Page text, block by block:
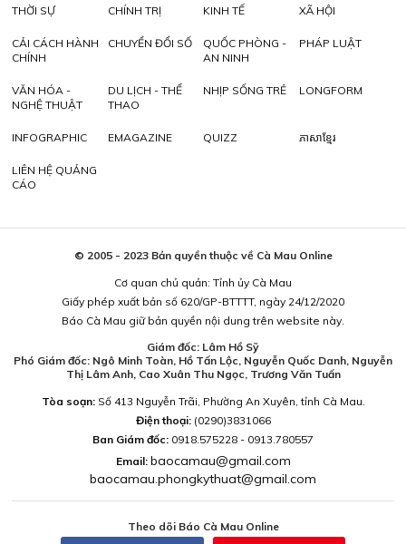
THỜI SỰ CHÍNH TRỊ KINH TẾ XÃ HỘI
CẢI CÁCH HÀNH
CHÍNH
CHUYỂN ĐỔI SỐ
QUỐC PHÒNG -
AN NINH
PHÁP LUẬT
VĂN HÓA -
NGHỆ THUẬT
DU LỊCH - THỂ
THAO
NHỊP SỐNG TRẺ LONGFORM
INFOGRAPHIC EMAGAZINE QUIZZ ភាសាខ្មែរ
LIÊN HỆ QUẢNG
CÁO
© 2005 - 2023 Bản quyền thuộc về Cà Mau Online
Cơ quan chủ quản: Tỉnh ủy Cà Mau
Giấy phép xuất bản số 620/GP-BTTTT, ngày 24/12/2020
Báo Cà Mau giữ bản quyền nội dung trên website này.
Giám đốc: Lâm Hồ Sỹ
Phó Giám đốc: Ngô Minh Toàn, Hồ Tấn Lộc, Nguyễn Quốc Danh, Nguyễn
Thị Lâm Anh, Cao Xuân Thu Ngọc, Trương Văn Tuấn
Tòa soạn:Số 413 Nguyễn Trãi, Phường An Xuyên, tỉnh Cà Mau.
Điện thoại: (0290)3831066
Ban Giám đốc: 0918.575228 - 0913.780557
Email: baocamau@gmail.com
baocamau.phongkythuat@gmail.com
Theo dõi Báo Cà Mau Online